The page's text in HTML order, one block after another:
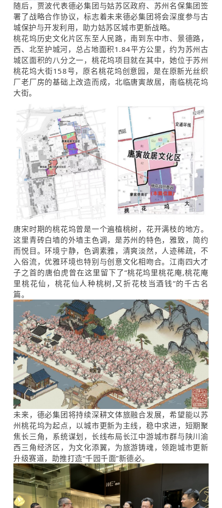
随后，贾波代表德必集团与姑苏区政府、苏州名保集团签
署了战略合作协议，标志着未来德必集团将会深度参与古
城保护与开发利用，助力姑苏区城市更新战略。
桃花坞历史文化片区东至人民路，南到东中市、景德路，
西、北至护城河，总占地面积1.84平方公里，约为苏州古
城区面积的八分之一，桃花坞项目就在其中，她位于苏州
桃花坞大街158号，原名桃花坞创意园，是在原新光丝织
厂老厂房的基础上改造而成，北临唐寅故居，南临桃花坞
大街。
唐宋时期的桃花坞曾是一个遍植桃树，花开满枝的地方。
这里青砖白墙的外墙主色调，是苏州的特色，雅致，简约
而悦目。环境宁静，色调素雅，清爽淡然，人迹稀疏，不
入俗流，优雅环境也特别与创意文化相吻合。江南四大才
子之首的唐伯虎曾在这里留下了“桃花坞里桃花庵,桃花庵
里桃花仙，桃花仙人种桃树,又折花枝当酒钱”的千古名
篇。
未来，德必集团将持续深耕文体旅融合发展，希望能以苏
州桃花坞为起点，以城市更新为主线，稳中求进，短期聚
焦长三角，系统谋划，长线布局长江中游城市群与陕川渝
西三角经济区，为文化添翼，为旅游铸魂，领跑城市更新
升级赛道，助推打造“千园千面”新德必。